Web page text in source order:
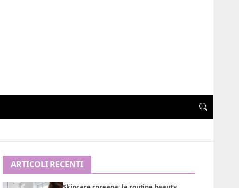
ARTICOLI RECENTI